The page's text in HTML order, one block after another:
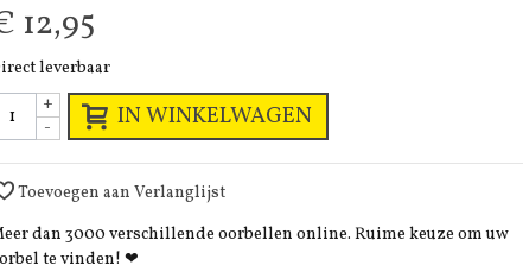
12,95
leverbaar
-
+ IN WINKELWAGEN
Toevoegen aan Verlanglijst
dan 3000 verschillende oorbellen online. Ruime keuze om uw
te vinden! ❤